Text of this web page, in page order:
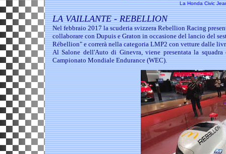
La Honda Civic
LA VAILLANTE - REBELLION
Nel febbraio 2017 la scuderia svizzera Rebellion Racing
collaborare con Dupuis e Graton in occasione del lancio del
Rébellion" e correrà nella categoria LMP2 con vetture dalle
Al Salone dell'Auto di Ginevra, viene presentata la
Campionato Mondiale Endurance (WEC).